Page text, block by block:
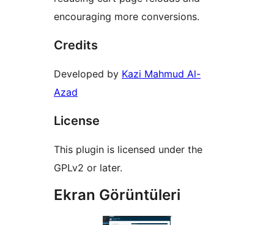
encouraging more conversions.
Credits
Developed by Kazi Mahmud Al-
Azad
License
This plugin is licensed under the
GPLv2 or later.
Ekran Görüntüleri